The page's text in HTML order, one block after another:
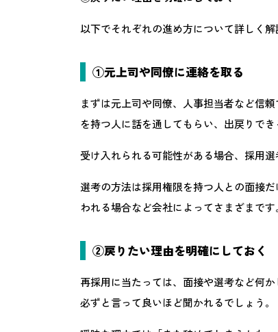
以下でそれぞれの進め方について詳しく解
①元上司や同僚に連絡を取る
まずは元上司や同僚、人事担当者など信
を持つ人に話を通してもらい、出戻りでき
受け入れられる可能性がある場合、採用選
選考の方法は採用権限を持つ人との面接
われる場合など会社によってさまざまです。
②戻りたい理由を明確にしておく
再採用に当たっては、面接や選考など何
必ずと言って良いほど聞かれるでしょう。